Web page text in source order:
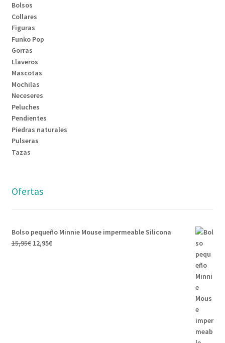
Bolsos
Collares
Figuras
Funko Pop
Gorras
Llaveros
Mascotas
Mochilas
Neceseres
Peluches
Pendientes
Piedras naturales
Pulseras
Tazas
Ofertas
Bolso pequeño Minnie Mouse impermeable Silicona
15,95€ 12,95€